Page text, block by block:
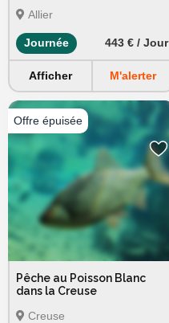
Allier
Journée 443 € / Jour
Afficher M'alerter
Pêche au Poisson Blanc
dans la Creuse
Creuse